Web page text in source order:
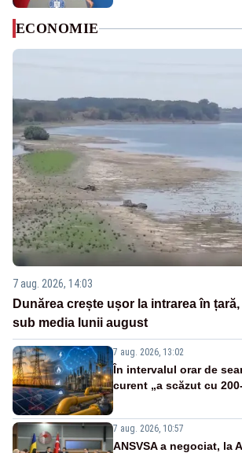
ECONOMIE
7 aug. 2026, 14:03
Dunărea crește ușor la intrarea în
sub media lunii august
7 aug. 2026, 13:02
În intervalul orar de
curent „a scăzut cu
7 aug. 2026, 10:57
ANSVSA a negociat, la